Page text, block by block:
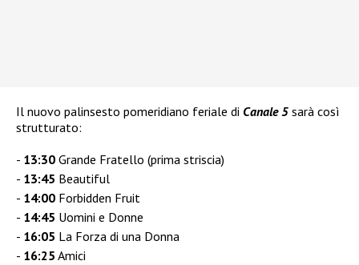
Il nuovo palinsesto pomeridiano feriale di Canale 5 sarà così
strutturato:
13:30 Grande Fratello (prima striscia)
13:45 Beautiful
14:00 Forbidden Fruit
14:45 Uomini e Donne
16:05 La Forza di una Donna
16:25 Amici